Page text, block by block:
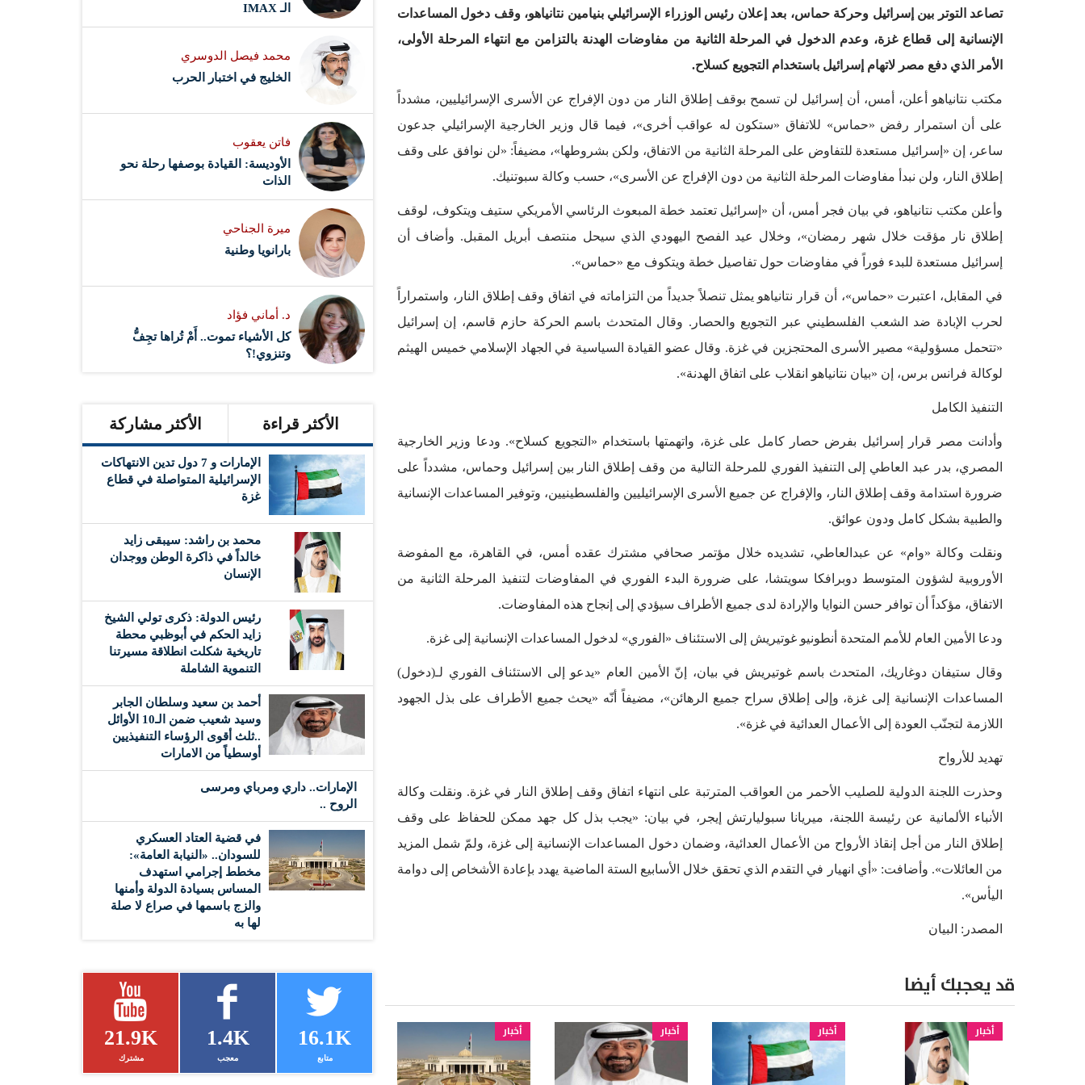
تصاعد التوتر بين إسرائيل وحركة حماس، بعد إعلان رئيس الوزراء الإسرائيلي بنيامين نتانياهو، وقف دخول المساعدات
الإنسانية إلى قطاع غزة، وعدم الدخول في المرحلة الثانية من مفاوضات الهدنة بالتزامن مع انتهاء المرحلة الأولى،
الأمر الذي دفع مصر لاتهام إسرائيل باستخدام التجويع كسلاح.
مكتب نتانياهو أعلن، أمس، أن إسرائيل لن تسمح بوقف إطلاق النار من دون الإفراج عن الأسرى الإسرائيليين، مشدداً
على أن استمرار رفض «حماس» للاتفاق «ستكون له عواقب أخرى»، فيما قال وزير الخارجية الإسرائيلي جدعون
ساعر، إن «إسرائيل مستعدة للتفاوض على المرحلة الثانية من الاتفاق، ولكن بشروطها»، مضيفاً: «لن نوافق على وقف
إطلاق النار، ولن نبدأ مفاوضات المرحلة الثانية من دون الإفراج عن الأسرى»، حسب وكالة سبوتنيك.
وأعلن مكتب نتانياهو، في بيان فجر أمس، أن «إسرائيل تعتمد خطة المبعوث الرئاسي الأمريكي ستيف ويتكوف، لوقف
إطلاق نار مؤقت خلال شهر رمضان»، وخلال عيد الفصح اليهودي الذي سيحل منتصف أبريل المقبل. وأضاف أن
إسرائيل مستعدة للبدء فوراً في مفاوضات حول تفاصيل خطة ويتكوف مع «حماس».
في المقابل، اعتبرت «حماس»، أن قرار نتانياهو يمثل تنصلاً جديداً من التزاماته في اتفاق وقف إطلاق النار، واستمراراً
لحرب الإبادة ضد الشعب الفلسطيني عبر التجويع والحصار. وقال المتحدث باسم الحركة حازم قاسم، إن إسرائيل
«تتحمل مسؤولية» مصير الأسرى المحتجزين في غزة. وقال عضو القيادة السياسية في الجهاد الإسلامي خميس الهيثم
لوكالة فرانس برس، إن «بيان نتانياهو انقلاب على اتفاق الهدنة».
التنفيذ الكامل
وأدانت مصر قرار إسرائيل بفرض حصار كامل على غزة، واتهمتها باستخدام «التجويع كسلاح». ودعا وزير الخارجية
المصري، بدر عبد العاطي إلى التنفيذ الفوري للمرحلة التالية من وقف إطلاق النار بين إسرائيل وحماس، مشدداً على
ضرورة استدامة وقف إطلاق النار، والإفراج عن جميع الأسرى الإسرائيليين والفلسطينيين، وتوفير المساعدات الإنسانية
والطبية بشكل كامل ودون عوائق.
ونقلت وكالة «وام» عن عبدالعاطي، تشديده خلال مؤتمر صحافي مشترك عقده أمس، في القاهرة، مع المفوضة
الأوروبية لشؤون المتوسط دوبرافكا سويتشا، على ضرورة البدء الفوري في المفاوضات لتنفيذ المرحلة الثانية من
الاتفاق، مؤكداً أن توافر حسن النوايا والإرادة لدى جميع الأطراف سيؤدي إلى إنجاح هذه المفاوضات.
ودعا الأمين العام للأمم المتحدة أنطونيو غوتيريش إلى الاستئناف «الفوري» لدخول المساعدات الإنسانية إلى غزة.
وقال ستيفان دوغاريك، المتحدث باسم غوتيريش في بيان، إنّ الأمين العام «يدعو إلى الاستئناف الفوري لـ(دخول)
المساعدات الإنسانية إلى غزة، وإلى إطلاق سراح جميع الرهائن»، مضيفاً أنّه «يحث جميع الأطراف على بذل الجهود
اللازمة لتجنّب العودة إلى الأعمال العدائية في غزة».
تهديد للأرواح
وحذرت اللجنة الدولية للصليب الأحمر من العواقب المترتبة على انتهاء اتفاق وقف إطلاق النار في غزة. ونقلت وكالة
الأنباء الألمانية عن رئيسة اللجنة، ميريانا سبوليارتش إيجر، في بيان: «يجب بذل كل جهد ممكن للحفاظ على وقف
إطلاق النار من أجل إنقاذ الأرواح من الأعمال العدائية، وضمان دخول المساعدات الإنسانية إلى غزة، ولمّ شمل المزيد
من العائلات». وأضافت: «أي انهيار في التقدم الذي تحقق خلال الأسابيع الستة الماضية يهدد بإعادة الأشخاص إلى دوامة
اليأس».
المصدر: البيان
قد يعجبك أيضا
أخبار أخبار أخبار أخبار
الـ IMAX
محمد فيصل الدوسري ​
‏الخليج في اختبار الحرب
فاتن يعقوب
الأوديسة: القيادة بوصفها رحلة نحو
الذات
ميرة الجناحي
بارانويا وطنية
د. أماني فؤاد
كل الأشياء تموت.. أَمْ تُراها تجِفُّ
وتنزوي!؟
الأكثر قراءة الأكثر مشاركة
الإمارات و 7 دول تدين الانتهاكات
الإسرائيلية المتواصلة في قطاع
غزة
محمد بن راشد: سيبقى زايد
خالداً في ذاكرة الوطن ووجدان
الإنسان
رئيس الدولة: ذكرى تولي الشيخ
زايد الحكم في أبوظبي محطة
تاريخية شكلت انطلاقة مسيرتنا
التنموية الشاملة
أحمد بن سعيد وسلطان الجابر
وسيد شعيب ضمن الـ10 الأوائل
..ثلث أقوى الرؤساء التنفيذيين
أوسطياً من الامارات
الإمارات.. داري ومرباي ومرسى
الروح ..
في قضية العتاد العسكري
للسودان.. «النيابة العامة»:
مخطط إجرامي استهدف
المساس بسيادة الدولة وأمنها
والزج باسمها في صراع لا صلة
لها به
21.9K
مشترك
1.4K
معجب
16.1K
متابع